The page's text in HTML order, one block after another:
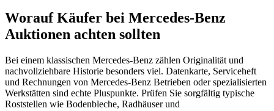
Worauf Käufer bei Mercedes-Benz
Auktionen achten sollten
Bei einem klassischen Mercedes-Benz zählen Originalität und
nachvollziehbare Historie besonders viel. Datenkarte, Serviceheft
und Rechnungen von Mercedes-Benz Betrieben oder spezialisierten
Werkstätten sind echte Pluspunkte. Prüfen Sie sorgfältig typische
Roststellen wie Bodenbleche, Radhäuser und